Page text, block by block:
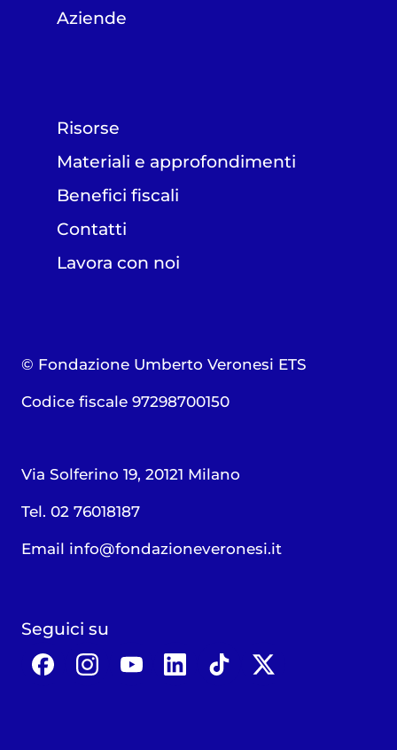
Aziende
Risorse
Materiali e approfondimenti
Benefici fiscali
Contatti
Lavora con noi
© Fondazione Umberto Veronesi ETS
Codice fiscale 97298700150
Via Solferino 19, 20121 Milano
Tel. 02 76018187
Email info@fondazioneveronesi.it
Seguici su